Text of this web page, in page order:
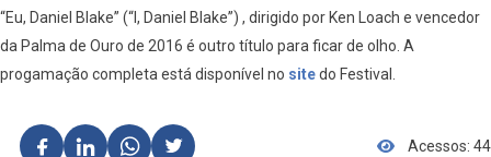
“Eu, Daniel Blake” (“I, Daniel Blake”) , dirigido por Ken Loach e vencedor
da Palma de Ouro de 2016 é outro título para ficar de olho. A
progamação completa está disponível no sitedo Festival.
Acessos: 44